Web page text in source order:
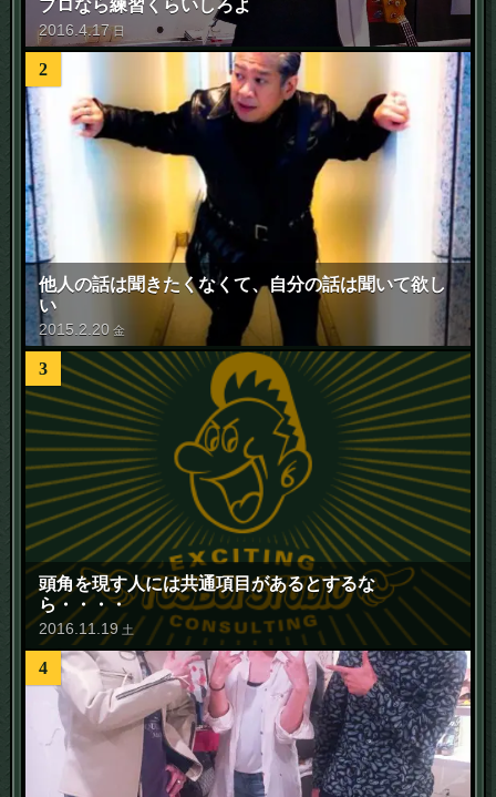
プロなら練習くらいしろよ
2016 .4.17 日
2
他人の話は聞きたくなくて、自分の話は聞いて欲し
い
2015 2 20 金
3
頭角を現す人には共通項目があるとするな
ら・・・・
2016 11 19 土
4